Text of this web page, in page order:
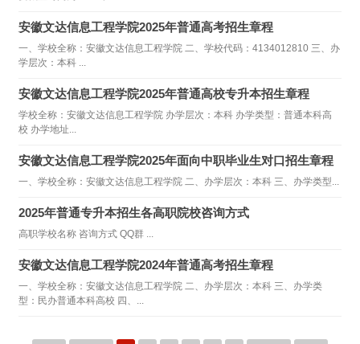
安徽文达信息工程学院2025年普通高考招生章程
一、学校全称：安徽文达信息工程学院 二、学校代码：4134012810 三、办
学层次：本科 ...
安徽文达信息工程学院2025年普通高校专升本招生章程
学校全称：安徽文达信息工程学院 办学层次：本科 办学类型：普通本科高
校 办学地址...
安徽文达信息工程学院2025年面向中职毕业生对口招生章程
一、学校全称：安徽文达信息工程学院 二、办学层次：本科 三、办学类型...
2025年普通专升本招生各高职院校咨询方式
高职学校名称 咨询方式 QQ群 ...
安徽文达信息工程学院2024年普通高考招生章程
一、学校全称：安徽文达信息工程学院 二、办学层次：本科 三、办学类
型：民办普通本科高校 四、...